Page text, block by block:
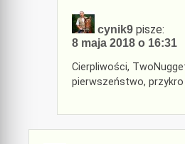
cynik9 pisze:
8 maja 2018 o 16:31
Cierpliwości,
pierwszeństwo,